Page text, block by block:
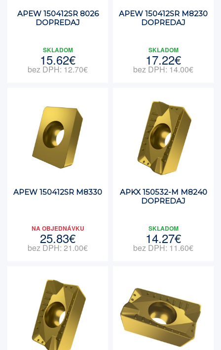
APEW 150412SR 8026
DOPREDAJ
SKLADOM
15.62€
bez DPH: 12.70€
APEW 150412SR M8230
DOPREDAJ
SKLADOM
17.22€
bez DPH: 14.00€
APEW 150412SR M8330
NA OBJEDNÁVKU
25.83€
bez DPH: 21.00€
APKX 150532-M M8240
DOPREDAJ
SKLADOM
14.27€
bez DPH: 11.60€